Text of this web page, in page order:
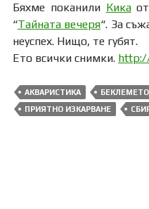
Бяхме поканили Кикаот
“Тайната вечеря“. За
неуспех. Нищо, те губят.
Ето всички снимки.
АКВАРИСТИКА БЕКЛЕМЕТО
ПРИЯТНО ИЗКАРВАНЕ